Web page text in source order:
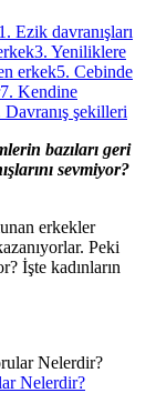
1. Ezik davranışları
3. Yeniliklere
erkek5. Cebinde
7. Kendine
Davranış şekilleri
bazıları geri
sevmiyor?
erkekler
Peki
İşte kadınların
Nelerdir?